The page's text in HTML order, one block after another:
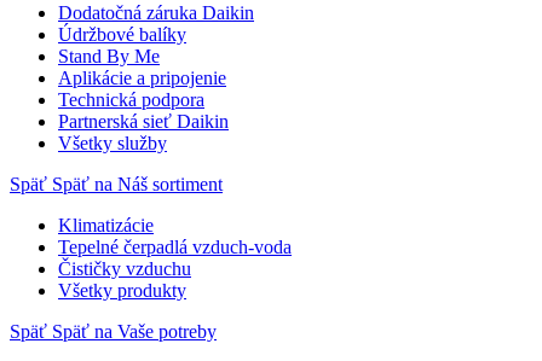
Dodatočná záruka Daikin
Údržbové balíky
Stand By Me
Aplikácie a pripojenie
Technická podpora
Partnerská sieť Daikin
Všetky služby
Späť Späť na Náš sortiment
Klimatizácie
Tepelné čerpadlá vzduch-voda
Čističky vzduchu
Všetky produkty
Späť Späť na Vaše potreby